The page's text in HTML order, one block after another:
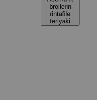
broilerin
rintafile
teriyaki